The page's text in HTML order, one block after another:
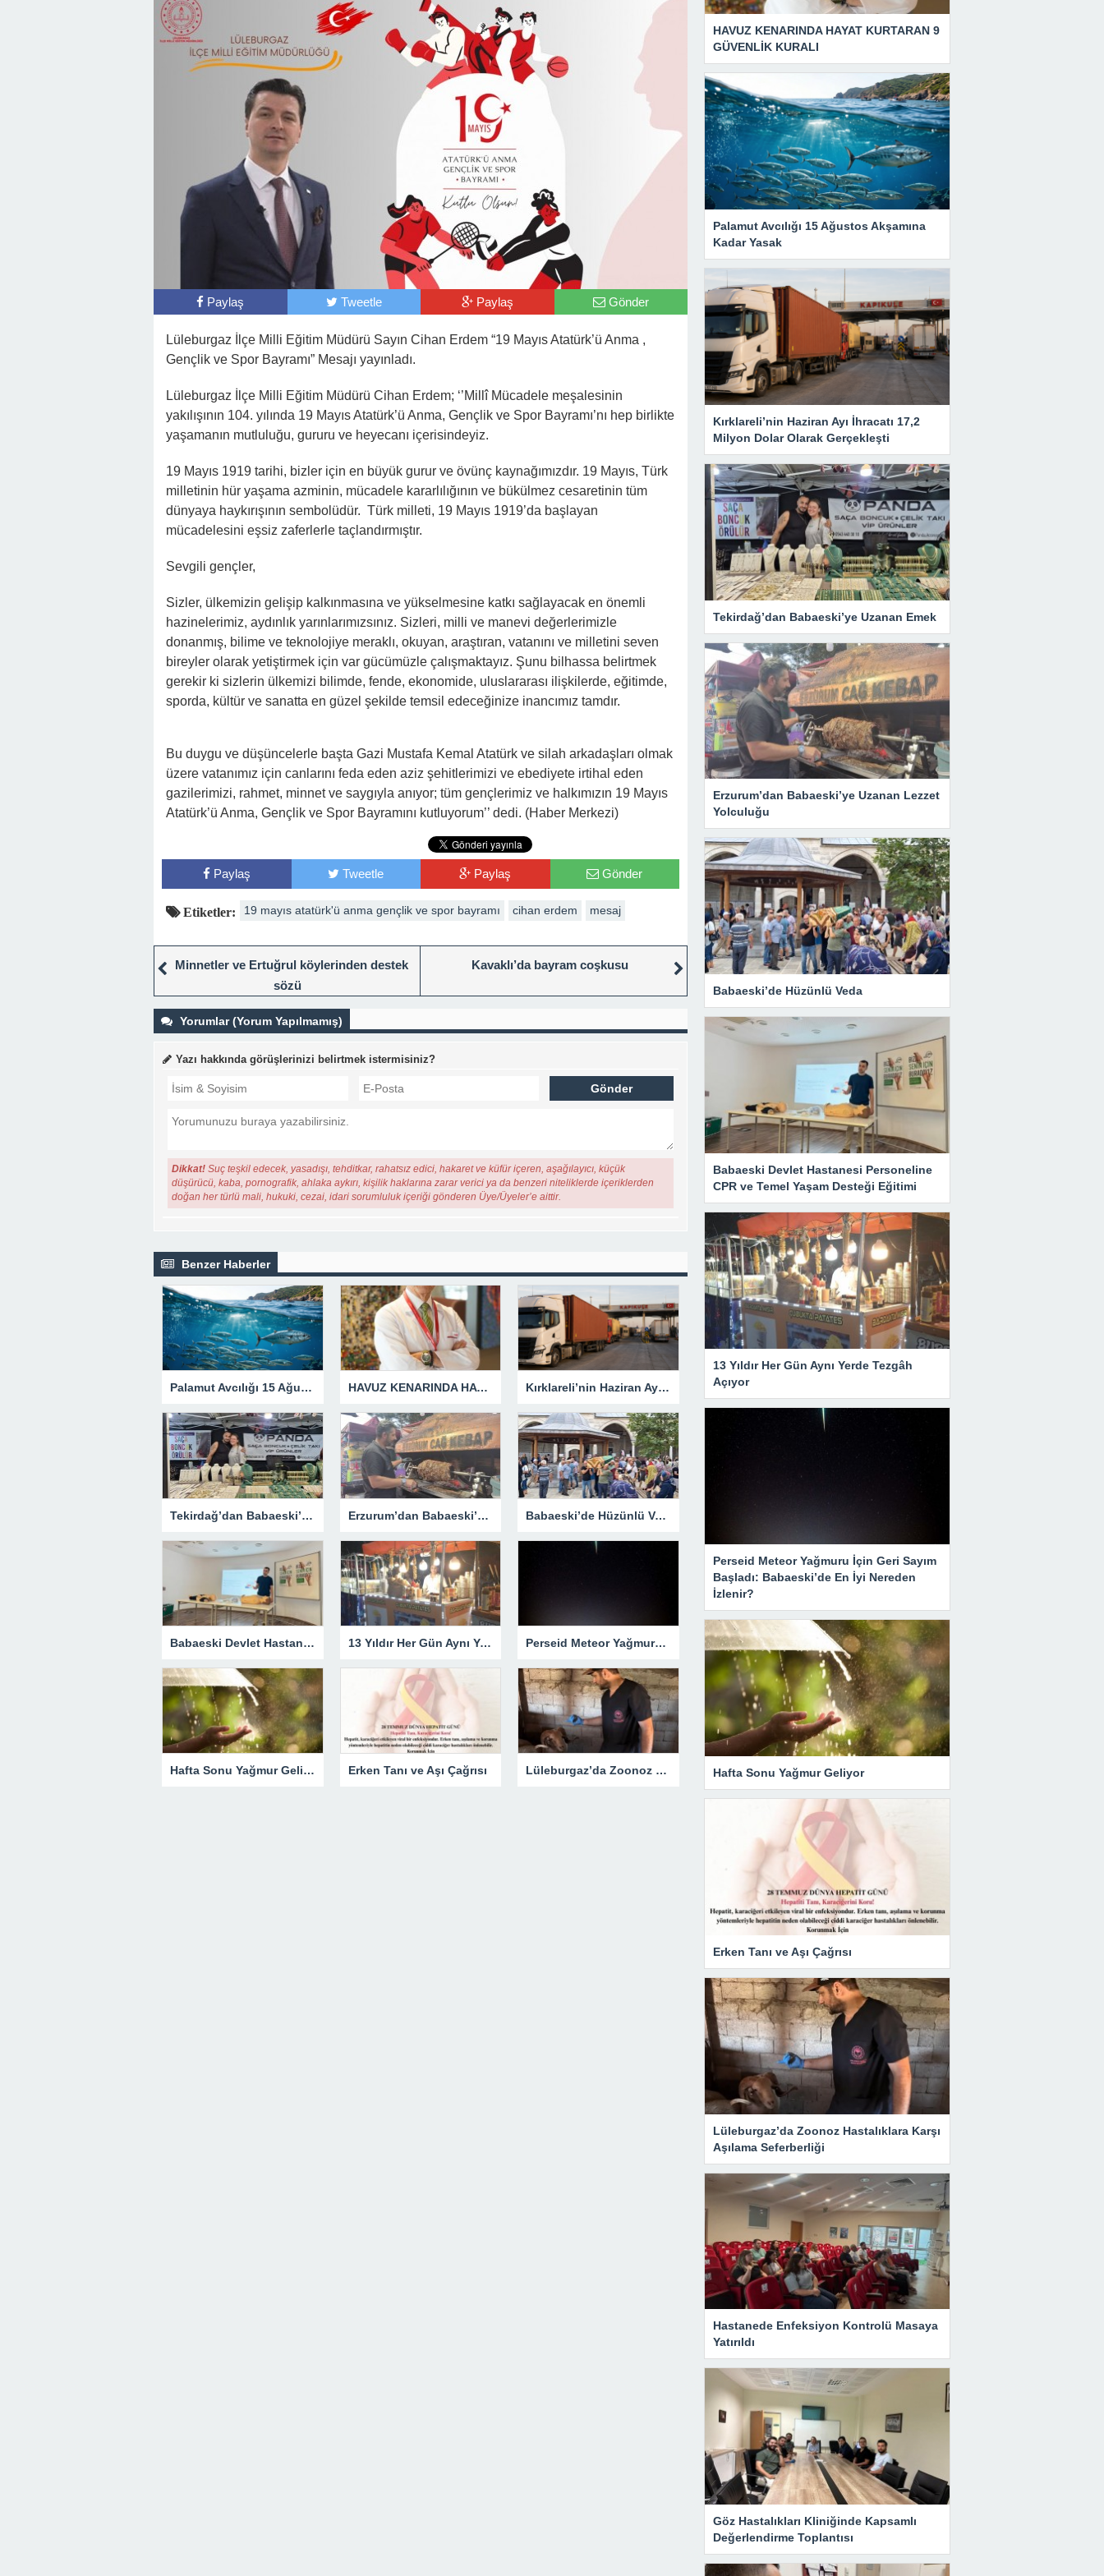
Paylaş Tweetle Paylaş Gönder
Lüleburgaz İlçe Milli Eğitim Müdürü Sayın Cihan Erdem “19 Mayıs Atatürk’ü Anma ,
Gençlik ve Spor Bayramı” Mesajı yayınladı.
Lüleburgaz İlçe Milli Eğitim Müdürü Cihan Erdem; ‘’Millî Mücadele meşalesinin
yakılışının 104. yılında 19 Mayıs Atatürk’ü Anma, Gençlik ve Spor Bayramı’nı hep birlikte
yaşamanın mutluluğu, gururu ve heyecanı içerisindeyiz.
19 Mayıs 1919 tarihi, bizler için en büyük gurur ve övünç kaynağımızdır. 19 Mayıs, Türk
milletinin hür yaşama azminin, mücadele kararlılığının ve bükülmez cesaretinin tüm
dünyaya haykırışının sembolüdür. Türk milleti, 19 Mayıs 1919’da başlayan
mücadelesini eşsiz zaferlerle taçlandırmıştır.
Sevgili gençler,
Sizler, ülkemizin gelişip kalkınmasına ve yükselmesine katkı sağlayacak en önemli
hazinelerimiz, aydınlık yarınlarımızsınız. Sizleri, milli ve manevi değerlerimizle
donanmış, bilime ve teknolojiye meraklı, okuyan, araştıran, vatanını ve milletini seven
bireyler olarak yetiştirmek için var gücümüzle çalışmaktayız. Şunu bilhassa belirtmek
gerekir ki sizlerin ülkemizi bilimde, fende, ekonomide, uluslararası ilişkilerde, eğitimde,
sporda, kültür ve sanatta en güzel şekilde temsil edeceğinize inancımız tamdır.
Bu duygu ve düşüncelerle başta Gazi Mustafa Kemal Atatürk ve silah arkadaşları olmak
üzere vatanımız için canlarını feda eden aziz şehitlerimizi ve ebediyete irtihal eden
gazilerimizi, rahmet, minnet ve saygıyla anıyor; tüm gençlerimiz ve halkımızın 19 Mayıs
Atatürk’ü Anma, Gençlik ve Spor Bayramını kutluyorum’’ dedi. (Haber Merkezi)
Paylaş Tweetle Paylaş Gönder
Etiketler: 19 mayıs atatürk'ü anma gençlik ve spor bayramı cihan erdem mesaj
Minnetler ve Ertuğrul köylerinden destek
sözü
Kavaklı’da bayram coşkusu
Yorumlar (Yorum Yapılmamış)
Yazı hakkında görüşlerinizi belirtmek istermisiniz?
Dikkat! Suç teşkil edecek, yasadışı, tehditkar, rahatsız edici, hakaret ve küfür içeren, aşağılayıcı, küçük
düşürücü, kaba, pornografik, ahlaka aykırı, kişilik haklarına zarar verici ya da benzeri niteliklerde içeriklerden
doğan her türlü mali, hukuki, cezai, idari sorumluluk içeriği gönderen Üye/Üyeler’e aittir.
Benzer Haberler
Palamut Avcılığı 15 Ağustos Akşamına Kadar Yasak HAVUZ KENARINDA HAYAT KURTARAN 9 GÜVENLİK KURALI Kırklareli’nin Haziran Ayı İhracatı 17,2 Milyon Dolar Olarak Gerçekleşti
Tekirdağ’dan Babaeski’ye Uzanan Emek Erzurum’dan Babaeski’ye Uzanan Lezzet Yolculuğu Babaeski’de Hüzünlü Veda
Babaeski Devlet Hastanesi Personeline CPR ve Temel Yaşam Desteği Eğitimi 13 Yıldır Her Gün Aynı Yerde Tezgâh Açıyor Perseid Meteor Yağmuru İçin Geri Sayım Başladı: Babaeski’de En İyi Nereden İzlenir?
Hafta Sonu Yağmur Geliyor Erken Tanı ve Aşı Çağrısı Lüleburgaz’da Zoonoz Hastalıklara Karşı Aşılama Seferberliği
HAVUZ KENARINDA HAYAT KURTARAN 9
GÜVENLİK KURALI
Palamut Avcılığı 15 Ağustos Akşamına
Kadar Yasak
Kırklareli’nin Haziran Ayı İhracatı 17,2
Milyon Dolar Olarak Gerçekleşti
Tekirdağ’dan Babaeski’ye Uzanan Emek
Erzurum’dan Babaeski’ye Uzanan Lezzet
Yolculuğu
Babaeski’de Hüzünlü Veda
Babaeski Devlet Hastanesi Personeline
CPR ve Temel Yaşam Desteği Eğitimi
13 Yıldır Her Gün Aynı Yerde Tezgâh
Açıyor
Perseid Meteor Yağmuru İçin Geri Sayım
Başladı: Babaeski’de En İyi Nereden
İzlenir?
Hafta Sonu Yağmur Geliyor
Erken Tanı ve Aşı Çağrısı
Lüleburgaz’da Zoonoz Hastalıklara Karşı
Aşılama Seferberliği
Hastanede Enfeksiyon Kontrolü Masaya
Yatırıldı
Göz Hastalıkları Kliniğinde Kapsamlı
Değerlendirme Toplantısı